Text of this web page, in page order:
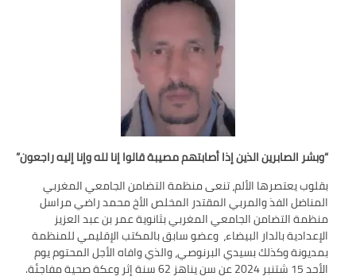
الأولى: المدرسة المغربية بين جمال النصوص وقسوة
الميدان – اليوم 24
“وبشر الصابرين الذين إذا أصابتهم مصيبة قالوا إنا لله وإنا إليه راجعون”
بقلوب يعتصرها الألم، تنعى منظمة التضامن الجامعي المغربي
المناضل الفذ والمربي المقتدر المخلص الأخ محمد راضي مراسل
منظمة التضامن الجامعي المغربي بثانوية عمر بن عبد العزيز
الإعدادية بالدار البيضاء، وعضو سابق بالمكتب الإقليمي للمنظمة
بمديونة وكذلك بسيدي البرنوصي، والذي وافاه الأجل المحتوم يوم
الأحد 15 شتنبر 2024 عن سن يناهز 62 سنة إثر وعكة صحية مفاجئة.